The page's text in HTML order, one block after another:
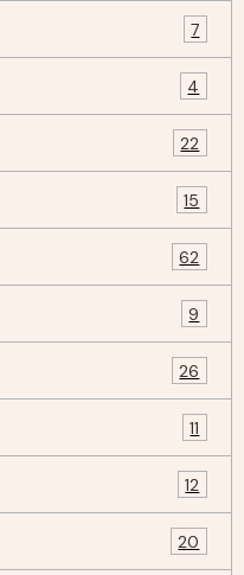
7
4
22
15
62
9
26
11
12
20